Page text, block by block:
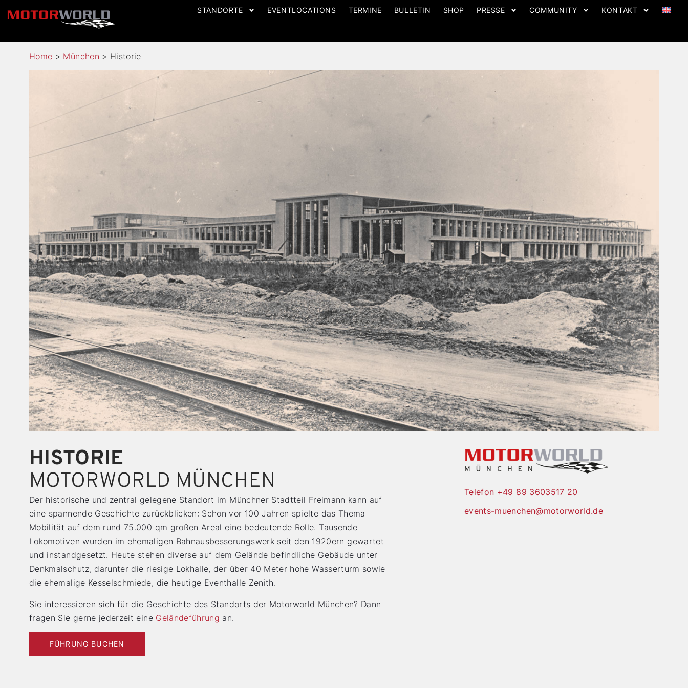
STANDORTE EVENTLOCATIONS TERMINE BULLETIN SHOP PRESSE COMMUNITY KONTAKT
Home > München > Historie
HISTORIE
MOTORWORLD MÜNCHEN
Der historische und zentral gelegene Standort im Münchner Stadtteil Freimann kann auf
eine spannende Geschichte zurückblicken: Schon vor 100 Jahren spielte das Thema
Mobilität auf dem rund 75.000 qm großen Areal eine bedeutende Rolle. Tausende
Lokomotiven wurden im ehemaligen Bahnausbesserungswerk seit den 1920ern gewartet
und instandgesetzt. Heute stehen diverse auf dem Gelände befindliche Gebäude unter
Denkmalschutz, darunter die riesige Lokhalle, der über 40 Meter hohe Wasserturm sowie
die ehemalige Kesselschmiede, die heutige Eventhalle Zenith.
Sie interessieren sich für die Geschichte des Standorts der Motorworld München? Dann
fragen Sie gerne jederzeit eine Geländeführung an.
FÜHRUNG BUCHEN
Telefon +49 89 3603517 20
events-muenchen@motorworld.de